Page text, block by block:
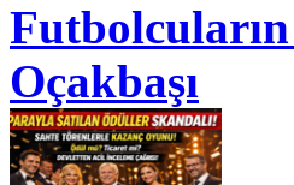
Futbolcuların
Oçakbaşı